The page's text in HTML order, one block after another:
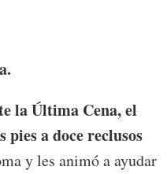
la Última Cena, el
pies a doce reclusos
y les animó a ayudar